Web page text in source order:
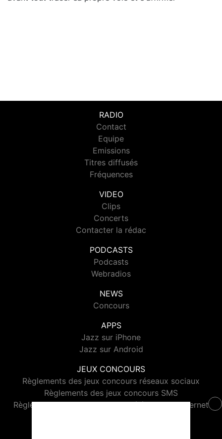
RADIO
Contact
Equipe
Emissions
Titres diffusés
Fréquences
VIDEO
Clips
Concerts
Contacter la rédac
PODCASTS
Podcasts
Webradios
NEWS
Concours
APPS
Jazz sur iPhone
Jazz sur Android
JEUX CONCOURS
Règlements des jeux concours réseaux sociaux
Règlements des jeux concours SMS
Règlements des jeux concours téléphone et internet